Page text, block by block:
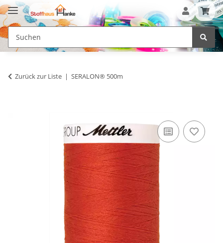
Zurück zur Liste SERALON® 500m